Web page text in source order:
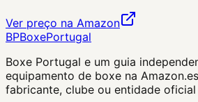
Ver preço na Amazon
BPBoxePortugal
Boxe Portugal e um guia
equipamento de boxe na
fabricante, clube ou entidade